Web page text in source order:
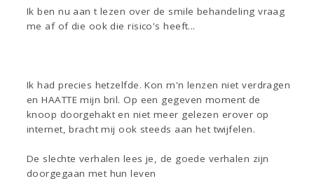
Ik ben nu aan t lezen over de smile behandeling vraag
me af of die ook die risico's heeft...
Ik had precies hetzelfde. Kon m'n lenzen niet verdragen
en HAATTE mijn bril. Op een gegeven moment de
knoop doorgehakt en niet meer gelezen erover op
internet, bracht mij ook steeds aan het twijfelen.
De slechte verhalen lees je, de goede verhalen zijn
doorgegaan met hun leven